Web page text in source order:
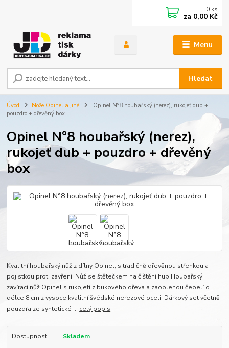
Menu
Hledat
0 ks
za 0,00 Kč
Úvod Nože Opinel a jiné
Opinel N°8 houbařský (nerez), rukojeť dub +
pouzdro + dřevěný box
Opinel N°8 houbařský (nerez),
rukojeť dub + pouzdro + dřevěný
box
Kvalitní houbařský nůž z dílny Opinel, s tradičně dřevěnou střenkou a
pojistkou proti zavření. Nůž se štětečkem na čištění hub.Houbařský
zavírací nůž Opinel s rukojetí z bukového dřeva a zaoblenou čepelí o
délce 8 cm z vysoce kvalitní švédské nerezové oceli. Dárkový set včetně
pouzdra ze syntetické ... celý popis
Dostupnost
Skladem